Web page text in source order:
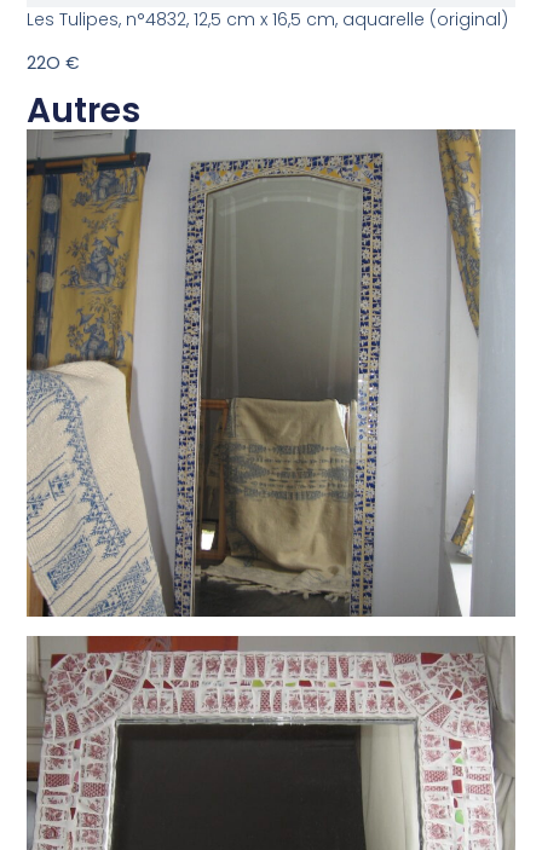
Les Tulipes, n°4832, 12,5 cm x 16,5 cm, aquarelle (original)
22O €
Autres